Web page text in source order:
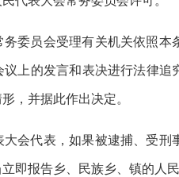
务委员会受理有关机关依照
上的发言和表决进行法律
，并据此作出决定。
会代表，如果被逮捕、受
即报告乡、民族乡、镇的人